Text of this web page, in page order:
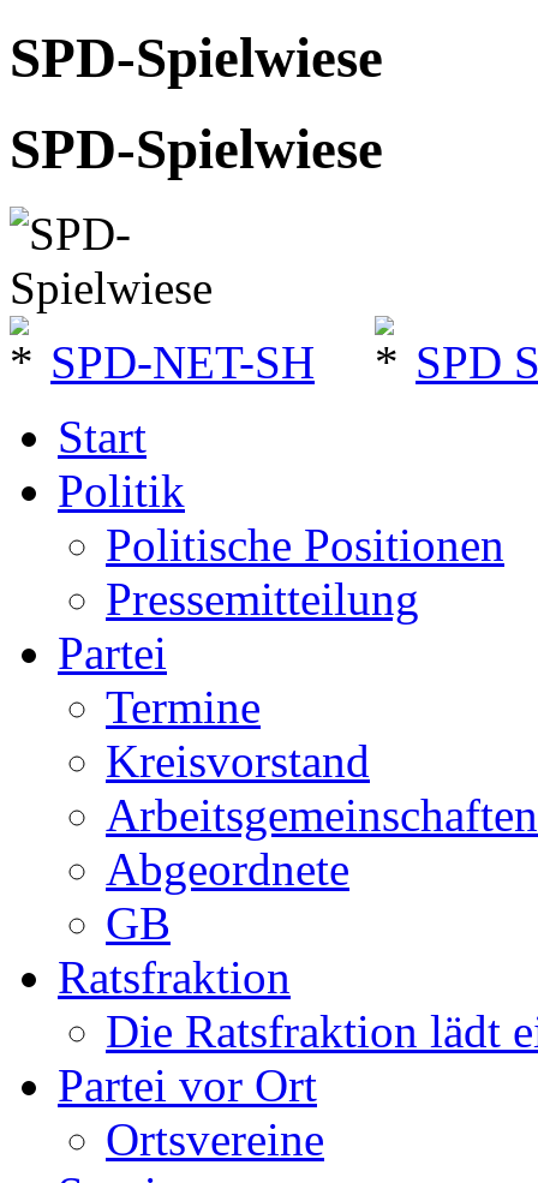
SPD-Spielwiese
SPD-Spielwiese
SPD-NET-SH
SPD
Start
Politik
Politische Positionen
Pressemitteilung
Partei
Termine
Kreisvorstand
Arbeitsgemeinschaften
Abgeordnete
GB
Ratsfraktion
Die Ratsfraktion lädt
Partei vor Ort
Ortsvereine